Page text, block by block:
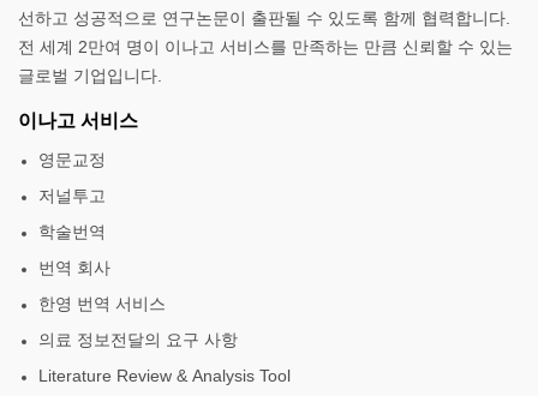
선하고 성공적으로 연구논문이 출판될 수 있도록 함께 협력합니다.
전 세계 2만여 명이 이나고 서비스를 만족하는 만큼 신뢰할 수 있는
글로벌 기업입니다.
이나고 서비스
영문교정
저널투고
학술번역
번역 회사
한영 번역 서비스
의료 정보전달의 요구 사항
Literature Review & Analysis Tool